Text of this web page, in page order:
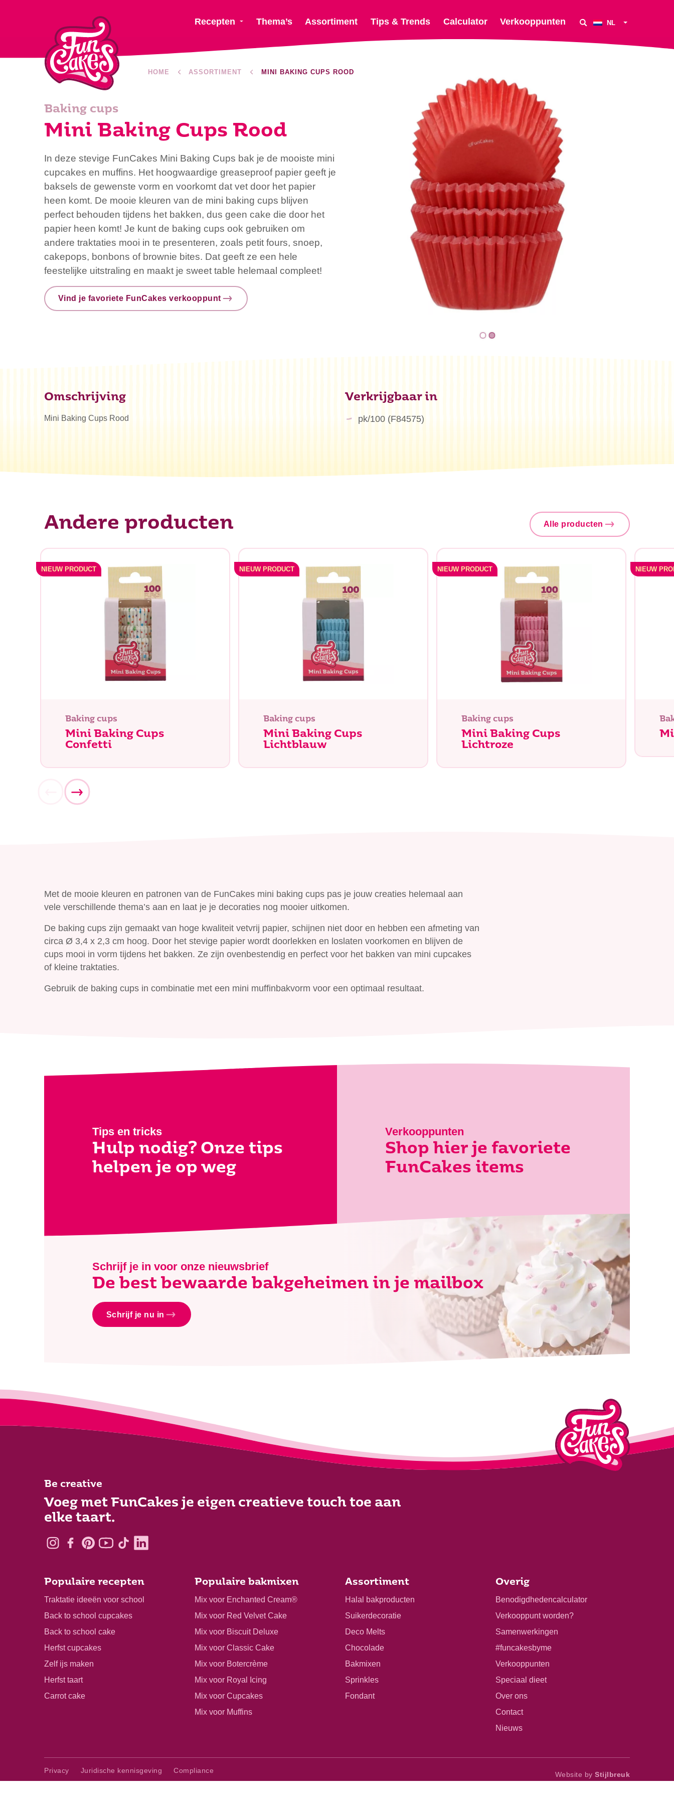
Recepten Thema’s Assortiment Tips & Trends Calculator Verkooppunten NL
HOME ASSORTIMENT MINI BAKING CUPS ROOD
Baking cups
Mini Baking Cups Rood
In deze stevige FunCakes Mini Baking Cups bak je de mooiste mini
cupcakes en muffins. Het hoogwaardige greaseproof papier geeft je
baksels de gewenste vorm en voorkomt dat vet door het papier
heen komt. De mooie kleuren van de mini baking cups blijven
perfect behouden tijdens het bakken, dus geen cake die door het
papier heen komt! Je kunt de baking cups ook gebruiken om
andere traktaties mooi in te presenteren, zoals petit fours, snoep,
cakepops, bonbons of brownie bites. Dat geeft ze een hele
feestelijke uitstraling en maakt je sweet table helemaal compleet!
Vind je favoriete FunCakes verkooppunt
Omschrijving
Mini Baking Cups Rood
Verkrijgbaar in
pk/100 (F84575)
Andere producten Alle producten
NIEUW PRODUCT
Baking cups
Mini Baking Cups
Confetti
NIEUW PRODUCT
Baking cups
Mini Baking Cups
Lichtblauw
NIEUW PRODUCT
Baking cups
Mini Baking Cups
Lichtroze
NIEUW
Met de mooie kleuren en patronen van de FunCakes mini baking cups pas je jouw creaties helemaal aan
vele verschillende thema’s aan en laat je je decoraties nog mooier uitkomen.
De baking cups zijn gemaakt van hoge kwaliteit vetvrij papier, schijnen niet door en hebben een afmeting van
circa Ø 3,4 x 2,3 cm hoog. Door het stevige papier wordt doorlekken en loslaten voorkomen en blijven de
cups mooi in vorm tijdens het bakken. Ze zijn ovenbestendig en perfect voor het bakken van mini cupcakes
of kleine traktaties.
Gebruik de baking cups in combinatie met een mini muffinbakvorm voor een optimaal resultaat.
Tips en tricks
Hulp nodig? Onze tips
helpen je op weg
Verkooppunten
Shop hier je favoriete
FunCakes items
Schrijf je in voor onze nieuwsbrief
De best bewaarde bakgeheimen in je mailbox
Schrijf je nu in
Be creative
Voeg met FunCakes je eigen creatieve touch toe aan
elke taart.
Populaire recepten
Traktatie ideeën voor school
Back to school cupcakes
Back to school cake
Herfst cupcakes
Zelf ijs maken
Herfst taart
Carrot cake
Populaire bakmixen
Mix voor Enchanted Cream®
Mix voor Red Velvet Cake
Mix voor Biscuit Deluxe
Mix voor Classic Cake
Mix voor Botercrème
Mix voor Royal Icing
Mix voor Cupcakes
Mix voor Muffins
Assortiment
Halal bakproducten
Suikerdecoratie
Deco Melts
Chocolade
Bakmixen
Sprinkles
Fondant
Overig
Benodigdhedencalculator
Verkooppunt worden?
Samenwerkingen
#funcakesbyme
Verkooppunten
Speciaal dieet
Over ons
Contact
Nieuws
Privacy Juridische kennisgeving Compliance Website by Stijlbreuk